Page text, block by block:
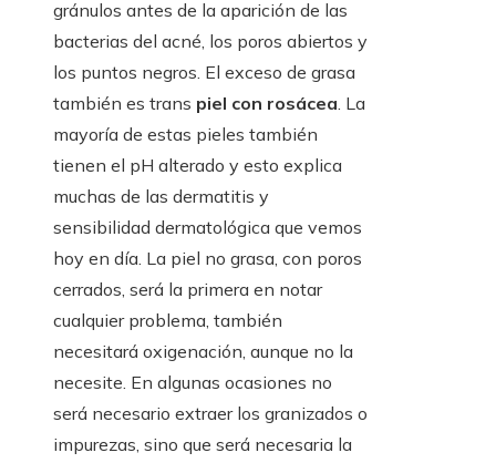
gránulos antes de la aparición de las
bacterias del acné, los poros abiertos y
los puntos negros. El exceso de grasa
también es trans piel con rosácea. La
mayoría de estas pieles también
tienen el pH alterado y esto explica
muchas de las dermatitis y
sensibilidad dermatológica que vemos
hoy en día. La piel no grasa, con poros
cerrados, será la primera en notar
cualquier problema, también
necesitará oxigenación, aunque no la
necesite. En algunas ocasiones no
será necesario extraer los granizados o
impurezas, sino que será necesaria la